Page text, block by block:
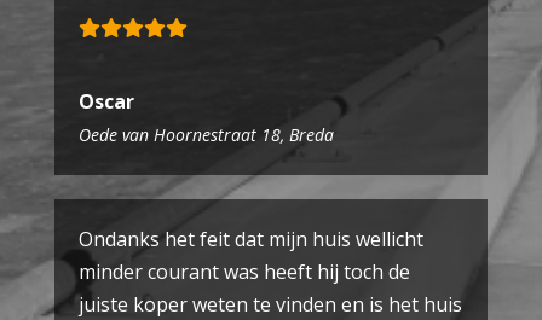
Oscar
Oede van Hoornestraat 18, Breda
Ondanks het feit dat mijn huis wellicht
minder courant was heeft hij toch de
juiste koper weten te vinden en is het huis